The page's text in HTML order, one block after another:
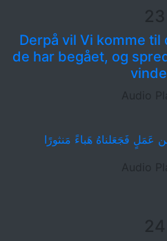
23
Derpå vil Vi komme
de har begået, og
Audio
عَمَلٍ فَجَعَلناهُ هَباءً مَنثورًا
Audio
24